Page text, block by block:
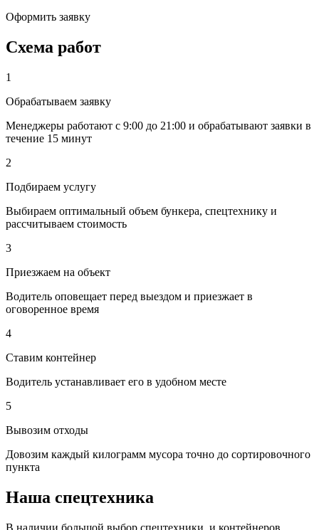
Оформить заявку
Схема работ
1
Обрабатываем заявку
Менеджеры работают с 9:00 до 21:00 и обрабатывают заявки в
течение 15 минут
2
Подбираем услугу
Выбираем оптимальный объем бункера, спецтехнику и
рассчитываем стоимость
3
Приезжаем на объект
Водитель оповещает перед выездом и приезжает в
оговоренное время
4
Ставим контейнер
Водитель устанавливает его в удобном месте
5
Вывозим отходы
Довозим каждый килограмм мусора точно до сортировочного
пункта
Наша спецтехника
В наличии большой выбор спецтехники, и контейнеров